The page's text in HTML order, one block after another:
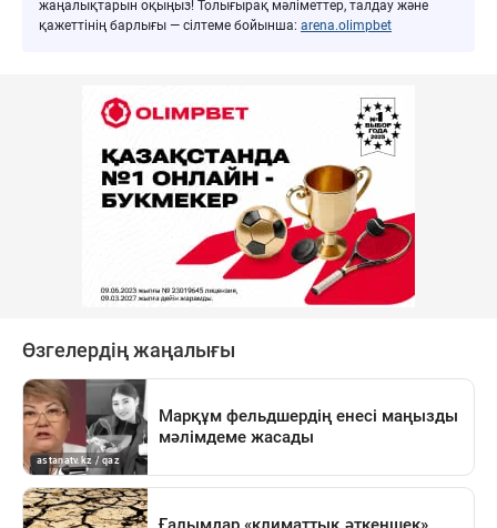
жаңалықтарын оқыңыз! Толығырақ мәліметтер, талдау және
қажеттінің барлығы — сілтеме бойынша: arena.olimpbet